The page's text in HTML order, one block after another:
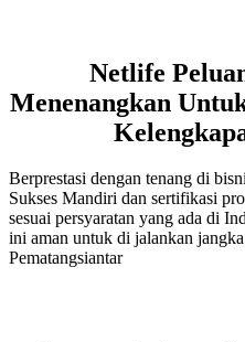
Netlife
Menenangkan
Berprestasi dengan tenang di
Sukses Mandiri dan sertifikasi
sesuai persyaratan yang ada di
ini aman untuk di jalankan
Pematangsiantar